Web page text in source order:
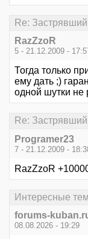
Re:
RazZzoR
5 - 21.12.2009 -
Тогда только
ему дать ;)
одной шутки не
Re:
Programer23
7 - 21.12.2009 -
RazZzoR
Интересные
forums-
08.08.2026 - 19:29